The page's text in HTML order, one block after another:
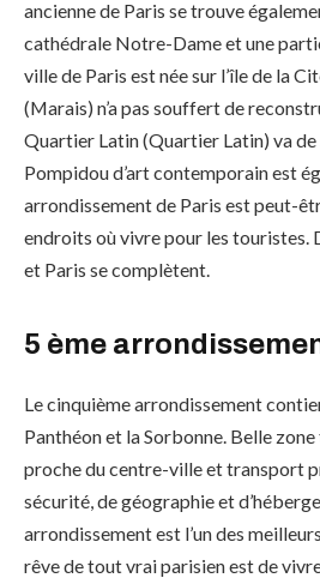
ancienne de Paris se trouve
cathédrale Notre-Dame et une
ville de Paris est née sur l’île de la
(Marais) n’a pas souffert de
Quartier Latin (Quartier Latin) va de
Pompidou d’art contemporain est
arrondissement de Paris est peut-
endroits où vivre pour les touristes.
et Paris se complètent.
5 ème
Le cinquième arrondissement
Panthéon et la Sorbonne. Belle
proche du centre-ville et transport
sécurité, de géographie et
arrondissement est l’un des
rêve de tout vrai parisien est de